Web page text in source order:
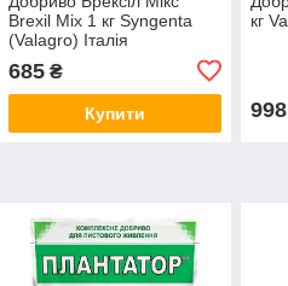
Brexil Mix 1 кг Syngenta
(Valagro) Італія
685₴
Купити
кг
998